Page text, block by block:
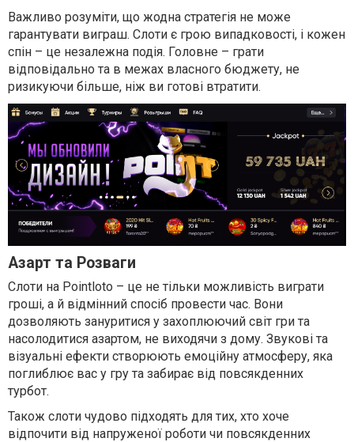
Важливо розуміти, що жодна стратегія не може
гарантувати виграш. Слоти є грою випадковості, і кожен
спін – це незалежна подія. Головне – грати
відповідально та в межах власного бюджету, не
ризикуючи більше, ніж ви готові втратити.
Азарт та Розваги
Слоти на Pointloto – це не тільки можливість виграти
гроші, а й відмінний спосіб провести час. Вони
дозволяють зануритися у захоплюючий світ гри та
насолодитися азартом, не виходячи з дому. Звукові та
візуальні ефекти створюють емоційну атмосферу, яка
поглиблює вас у гру та забирає від повсякденних
турбот.
Також слоти чудово підходять для тих, хто хоче
відпочити від напруженої роботи чи повсякденних